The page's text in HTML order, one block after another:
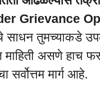
Grievance
साधन तुमच्याकडे
असणे हाच
सर्वोत्तम मार्ग आहे.